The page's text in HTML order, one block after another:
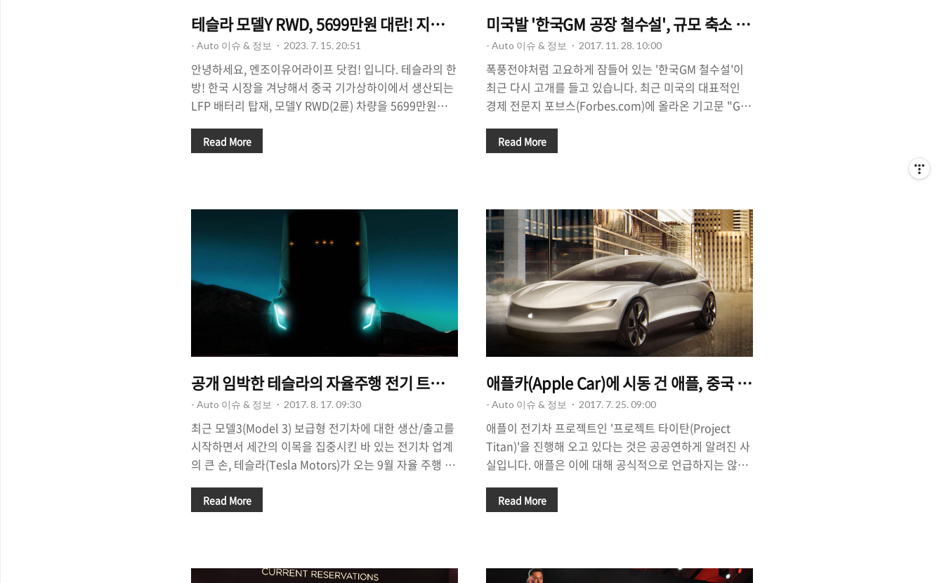
테슬라 모델Y RWD, 5699만원 대란! 지역별 보조금 확인하고 전략을 세워야..
- Auto 이슈 & 정보 2023. 7. 15. 20:51
안녕하세요, 엔조이유어라이프 닷컴! 입니다. 테슬라의 한
방! 한국 시장을 겨냥해서 중국 기가상하이에서 생산되는
LFP 배터리 탑재, 모델Y RWD(2륜) 차량을 5699만원에
인 점을 감안하면, 100% 보조금을 받을 수 있는 것인데
로 '레퍼럴 코드(링크)'를 통해 차량을 구매할 경우 66만원
추가 할인 + 3개월 EAP 기능 무료(500만원짜리 옵션) 혜
택이 제공되기 때문에 레퍼럴 코드를 이용해서 구매하는
것이 유리합니다. - 66만원 할인 레퍼럴코드 주소 :
https://www...
Read More
미국발 '한국GM 공장 철수설', 규모 축소 불가피하나?
- Auto 이슈 & 정보 2017. 11. 28. 10:00
폭풍전야처럼 고요하게 잠들어 있는 '한국GM 철수설'이
최근 다시 고개를 들고 있습니다. 최근 미국의 대표적인
경제 전문지 포브스(Forbes.com)에 올라온 기고문 "GM
Motors may hack off yet another global arm as
은행 간에 맺어진 '장기발전 기본 합의서'가 만료됨에 따
라 이에 포함된 '특별 결의 거부(Veto)'권의 효력이 상실되
면서 GM이 마음만 먹으면 한국 공장을 폐쇄(철수)하거나
규모를 대폭 조정할 수 있게 된 ..
Read More
공개 임박한 테슬라의 자율주행 전기 트럭. 운수 업계 패러다임 바뀔까?
- Auto 이슈 & 정보 2017. 8. 17. 09:30
최근 모델3(Model 3) 보급형 전기차에 대한 생산/출고를
시작하면서 세간의 이목을 집중시킨 바 있는 전기차 업계
의 큰 손, 테슬라(Tesla Motors)가 오는 9월 자율 주행 기
려지면서 큰 관심을 받고 있습니다. 고급 세단인 '모델
라가 자율주행 기능을 갖춘 '전기 트럭(semi truck)' 분야
Read More
애플카(Apple Car)에 시동 건 애플, 중국 배터리 업체와 협업?
- Auto 이슈 & 정보 2017. 7. 25. 09:00
애플이 전기차 프로젝트인 '프로젝트 타이탄(Project
Titan)'을 진행해 오고 있다는 것은 공공연하게 알려진 사
실입니다. 애플은 이에 대해 공식적으로 언급하지는 않았
프로젝트는 상당부분 진척되었을 것이라는 게 전문가들의
것, 중국 최대의 택시/차량 공유 서비스 업체 디디추싱
Read More